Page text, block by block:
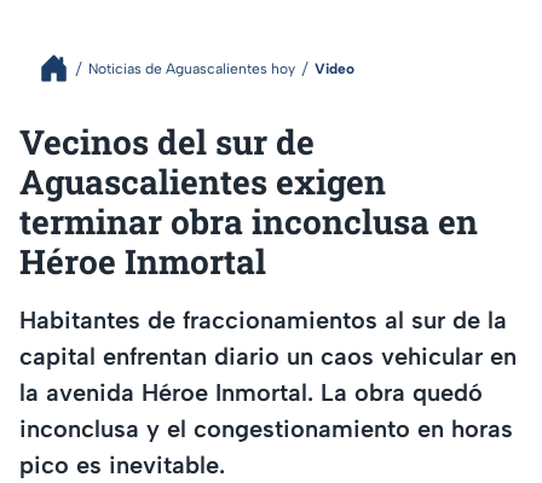
Noticias de Aguascalientes hoy Video
Vecinos del sur de
Aguascalientes exigen
terminar obra inconclusa en
Héroe Inmortal
Habitantes de fraccionamientos al sur de la
capital enfrentan diario un caos vehicular en
la avenida Héroe Inmortal. La obra quedó
inconclusa y el congestionamiento en horas
pico es inevitable.